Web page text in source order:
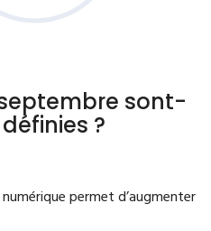
sont-
?
permet d’augmenter